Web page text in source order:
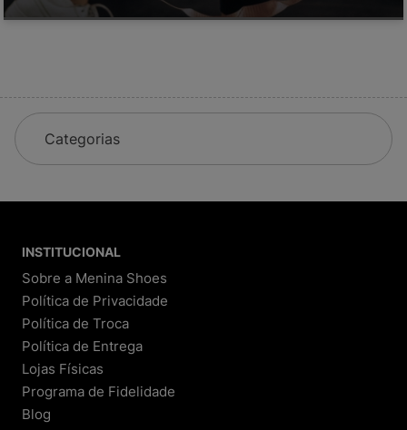
Categorias
INSTITUCIONAL
Sobre a Menina Shoes
Política de Privacidade
Política de Troca
Política de Entrega
Lojas Físicas
Programa de Fidelidade
Blog